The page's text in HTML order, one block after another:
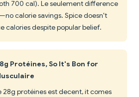
700 cal). Le seulement difference
calorie savings. Spice doesn't
calories despite popular belief.
Protéines, So It's Bon for
28g protéines est decent, it comes